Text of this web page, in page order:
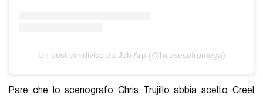
Un post condiviso da Jeb Arp (@housesofromega)
Pare che lo scenografo Chris Trujillo abbia scelto Creel